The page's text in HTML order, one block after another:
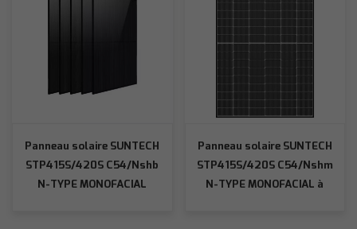
Panneau solaire SUNTECH
STP415S/420S C54/Nshb
N-TYPE MONOFACIAL
Panneau solaire SUNTECH
STP415S/420S C54/Nshm
N-TYPE MONOFACIAL à